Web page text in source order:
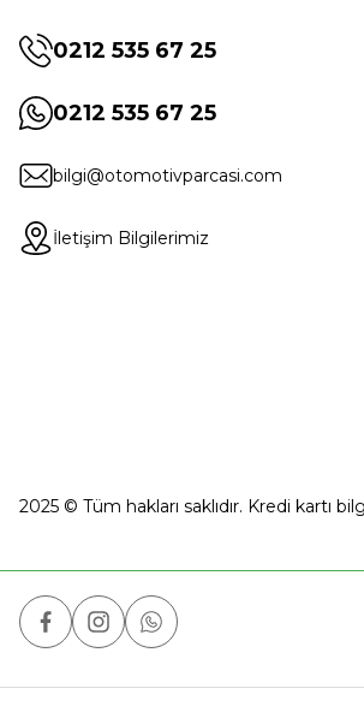
0212 535 67 25
0212 535 67 25
bilgi@otomotivparcasi.com
İletişim Bilgilerimiz
2025 © Tüm hakları saklıdır. Kredi kartı